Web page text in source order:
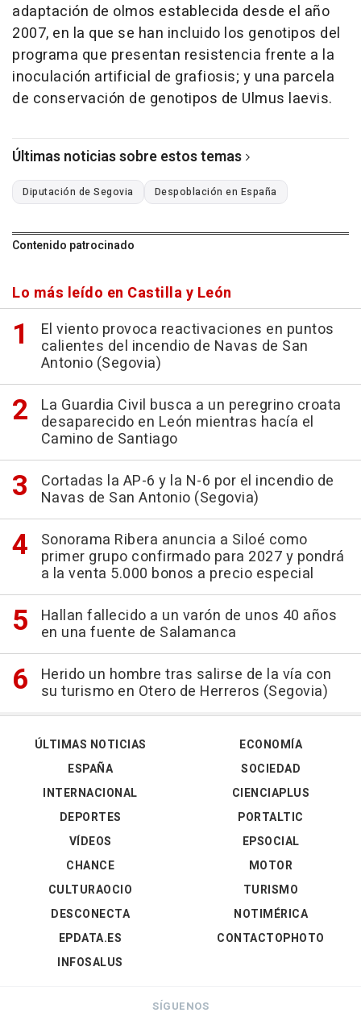
adaptación de olmos establecida desde el año
2007, en la que se han incluido los genotipos del
programa que presentan resistencia frente a la
inoculación artificial de grafiosis; y una parcela
de conservación de genotipos de Ulmus laevis.
Últimas noticias sobre estos temas
Diputación de Segovia Despoblación en España
Contenido patrocinado
Lo más leído en Castilla y León
El viento provoca reactivaciones en puntos
calientes del incendio de Navas de San
Antonio (Segovia)
La Guardia Civil busca a un peregrino croata
desaparecido en León mientras hacía el
Camino de Santiago
Cortadas la AP-6 y la N-6 por el incendio de
Navas de San Antonio (Segovia)
Sonorama Ribera anuncia a Siloé como
primer grupo confirmado para 2027 y pondrá
a la venta 5.000 bonos a precio especial
Hallan fallecido a un varón de unos 40 años
en una fuente de Salamanca
Herido un hombre tras salirse de la vía con
su turismo en Otero de Herreros (Segovia)
ÚLTIMAS NOTICIAS
ESPAÑA
INTERNACIONAL
DEPORTES
VÍDEOS
ECONOMÍA
SOCIEDAD
CIENCIAPLUS
PORTALTIC
EPSOCIAL
CHANCE
CULTURAOCIO
DESCONECTA
EPDATA.ES
INFOSALUS
MOTOR
TURISMO
NOTIMÉRICA
CONTACTOPHOTO
SÍGUENOS